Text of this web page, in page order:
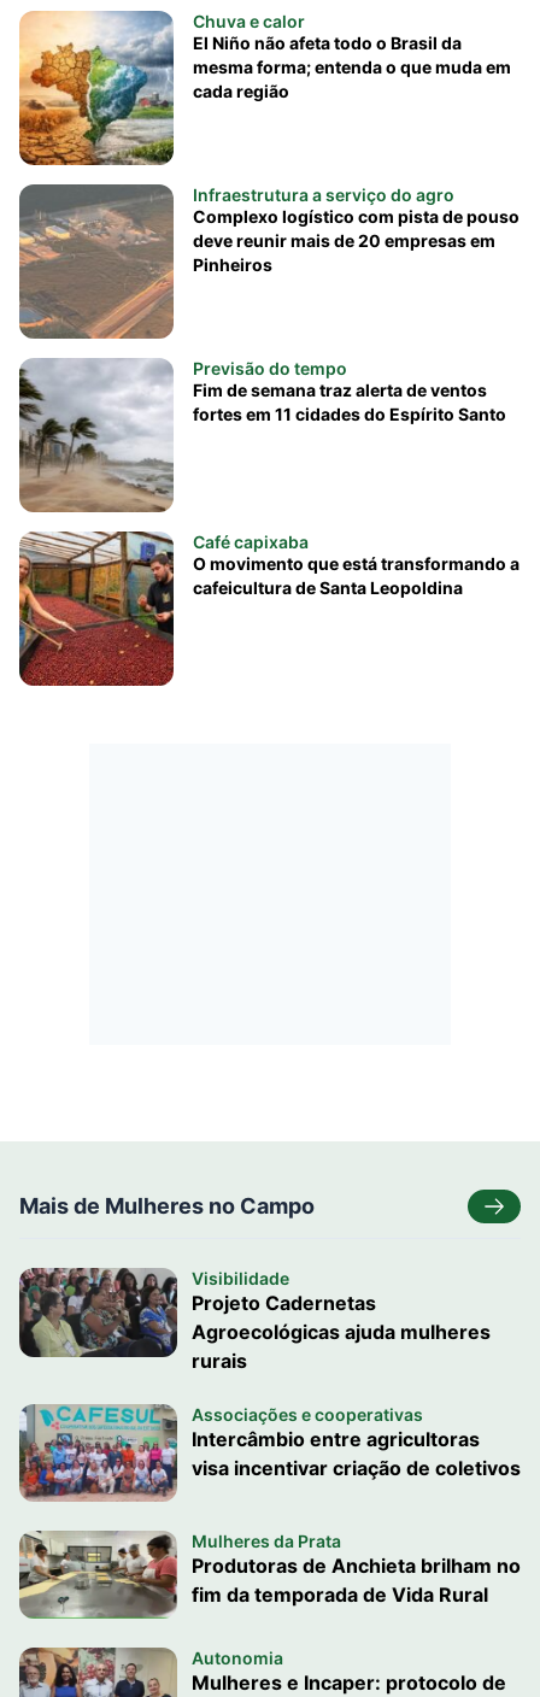
Chuva e calor
El Niño não afeta todo o Brasil da
mesma forma; entenda o que muda em
cada região
Infraestrutura a serviço do agro
Complexo logístico com pista de pouso
deve reunir mais de 20 empresas em
Pinheiros
Previsão do tempo
Fim de semana traz alerta de ventos
fortes em 11 cidades do Espírito Santo
Café capixaba
O movimento que está transformando a
cafeicultura de Santa Leopoldina
Mais de Mulheres no Campo
Visibilidade
Projeto Cadernetas
Agroecológicas ajuda mulheres
rurais
Associações e cooperativas
Intercâmbio entre agricultoras
visa incentivar criação de coletivos
Mulheres da Prata
Produtoras de Anchieta brilham no
fim da temporada de Vida Rural
Autonomia
Mulheres e Incaper: protocolo de